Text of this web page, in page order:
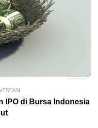
IPO di Bursa Indonesia